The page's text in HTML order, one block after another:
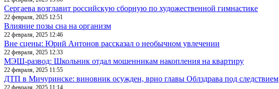
Сергаева возглавит российскую сборную по художественной гимнастике
22 февраля, 2025 12:51
Влияние позы сна на организм
22 февраля, 2025 12:46
Вне сцены: Юрий Антонов рассказал о необычном увлечении
22 февраля, 2025 12:33
МЭШ-развод: Школьник отдал мошенникам накопления на квартиру
22 февраля, 2025 11:55
ДТП в Мичуринске: виновник осужден, врио главы Облздрава под следствием
22 февраля, 2025 11:14